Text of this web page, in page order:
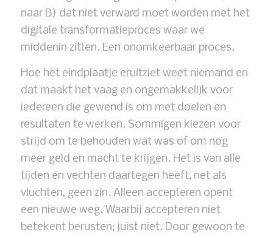
naar B) dat niet verward moet worden met het
digitale transformatieproces waar we
middenin zitten. Een onomkeerbaar proces.
Hoe het eindplaatje eruitziet weet niemand en
dat maakt het vaag en ongemakkelijk voor
iedereen die gewend is om met doelen en
resultaten te werken. Sommigen kiezen voor
strijd om te behouden wat was of om nog
meer geld en macht te krijgen. Het is van alle
tijden en vechten daartegen heeft, net als
vluchten, geen zin. Alleen accepteren opent
een nieuwe weg. Waarbij accepteren niet
betekent berusten; juist niet. Door gewoon te